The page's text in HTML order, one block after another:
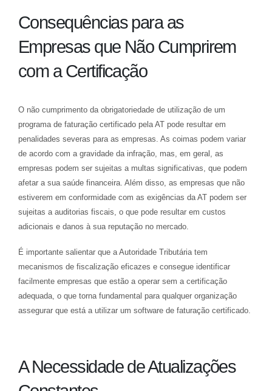
Consequências para as
Empresas que Não Cumprirem
com a Certificação
O não cumprimento da obrigatoriedade de utilização de um
programa de faturação certificado pela AT pode resultar em
penalidades severas para as empresas. As coimas podem variar
de acordo com a gravidade da infração, mas, em geral, as
empresas podem ser sujeitas a multas significativas, que podem
afetar a sua saúde financeira. Além disso, as empresas que não
estiverem em conformidade com as exigências da AT podem ser
sujeitas a auditorias fiscais, o que pode resultar em custos
adicionais e danos à sua reputação no mercado.
É importante salientar que a Autoridade Tributária tem
mecanismos de fiscalização eficazes e consegue identificar
facilmente empresas que estão a operar sem a certificação
adequada, o que torna fundamental para qualquer organização
assegurar que está a utilizar um software de faturação certificado.
A Necessidade de Atualizações